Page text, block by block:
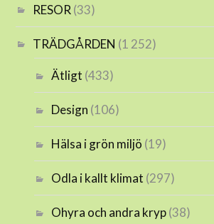
RESOR (33)
TRÄDGÅRDEN (1 252)
Ätligt (433)
Design (106)
Hälsa i grön miljö (19)
Odla i kallt klimat (297)
Ohyra och andra kryp(38)